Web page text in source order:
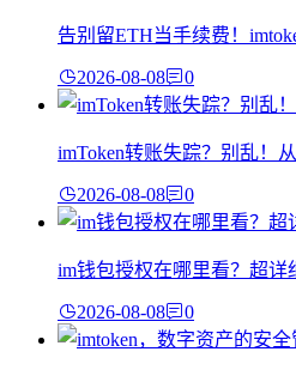
告别留ETH当手续费！
2026-08-08 0
imToken转账失踪？别乱！
2026-08-08 0
im钱包授权在哪里看？超详
2026-08-08 0